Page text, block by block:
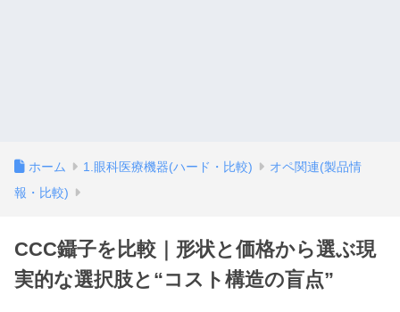
ホーム 1.眼科医療機器(ハード・比較)
オペ関連(製品情
報・比較)
CCC鑷子を比較｜形状と価格から選ぶ現
実的な選択肢と“コスト構造の盲点”